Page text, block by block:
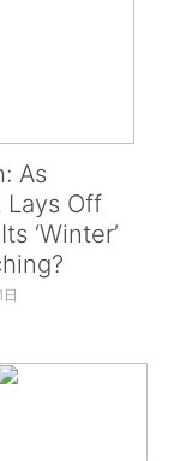
As
Lays Off
‘Winter’